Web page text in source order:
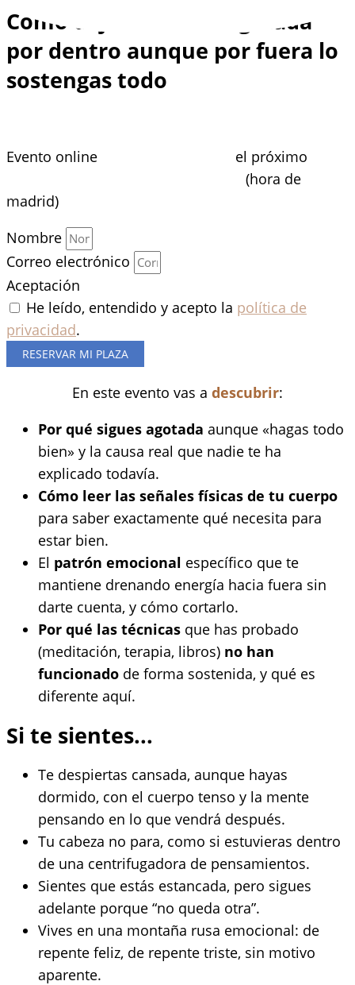
Ir
al
contenido
Cómo dejar de estar agotada
por dentro aunque por fuera lo
sostengas todo
Evento online
el próximo
(hora de
madrid)
Nombre
Correo electrónico
Aceptación
He leído, entendido y acepto la política de
privacidad.
RESERVAR MI PLAZA
En este evento vas a descubrir:
Por qué sigues agotada aunque «hagas todo
bien» y la causa real que nadie te ha
explicado todavía.
Cómo leer las señales físicas de tu cuerpo
para saber exactamente qué necesita para
estar bien.
El patrón emocional específico que te
mantiene drenando energía hacia fuera sin
darte cuenta, y cómo cortarlo.
Por qué las técnicas que has probado
(meditación, terapia, libros) no han
funcionado de forma sostenida, y qué es
diferente aquí.
Si te sientes...
Te despiertas cansada, aunque hayas
dormido, con el cuerpo tenso y la mente
pensando en lo que vendrá después.
Tu cabeza no para, como si estuvieras dentro
de una centrifugadora de pensamientos.
Sientes que estás estancada, pero sigues
adelante porque “no queda otra”.
Vives en una montaña rusa emocional: de
repente feliz, de repente triste, sin motivo
aparente.